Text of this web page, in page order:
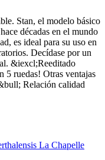
Stan, el modelo básico
décadas en el mundo
es ideal para su uso en
Decídase por un
&iexcl;Reeditado
5 ruedas! Otras ventajas
Relación calidad